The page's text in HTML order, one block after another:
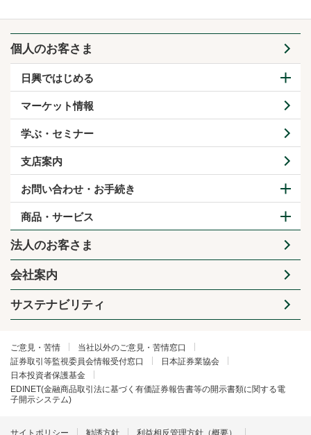
個人のお客さま
日興ではじめる
マーケット情報
学ぶ・セミナー
支店案内
お問い合わせ・お手続き
商品・サービス
法人のお客さま
会社案内
サステナビリティ
ご意見・苦情
当社以外のご意見・苦情窓口
証券取引等監視委員会情報受付窓口
日本証券業協会
日本投資者保護基金
EDINET(金融商品取引法に基づく有価証券報告書等の開示書類に関する電
子開示システム)
サイトポリシー 勧誘方針 利益相反管理方針（概要）